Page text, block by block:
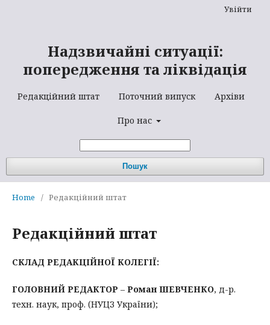
Надзвичайні ситуації:
попередження та ліквідація
Редакційний штат Поточний випуск Архіви
Про нас
Пошук
Увійти
Home / Редакційний штат
Редакційний штат
СКЛАД РЕДАКЦІЙНОЇ КОЛЕГІЇ:
ГОЛОВНИЙ РЕДАКТОР – Роман ШЕВЧЕНКО, д-р.
техн. наук, проф. (НУЦЗ України);